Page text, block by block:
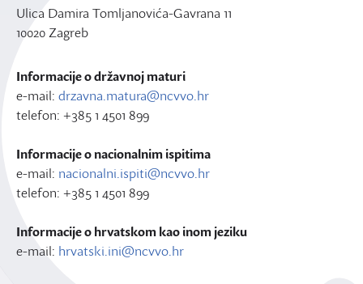
Ulica Damira Tomljanovića-Gavrana 11
10020 Zagreb
Informacije o državnoj maturi
e-mail: drzavna.matura@ncvvo.hr
telefon: +385 1 4501 899
Informacije o nacionalnim ispitima
e-mail: nacionalni.ispiti@ncvvo.hr
telefon: +385 1 4501 899
Informacije o hrvatskom kao inom jeziku
e-mail: hrvatski.ini@ncvvo.hr